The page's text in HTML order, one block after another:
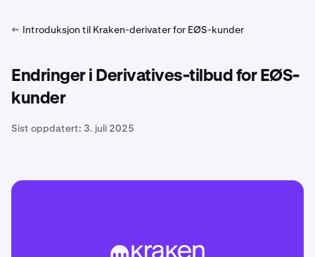
Introduksjon til Kraken-derivater for EØS-kunder
Endringer i Derivatives-tilbud for EØS-
kunder
Sist oppdatert: 3. juli 2025